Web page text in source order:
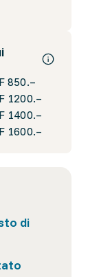
850.–
1200.–
1400.–
1600.–
di